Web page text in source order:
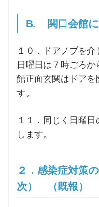
B. 関口会館に
１０．ドアノブを
日曜日は７時ごろ
館正面玄関はドアを
す。
１１．同じく日曜
します。
２．感染症対策
次） （既報）